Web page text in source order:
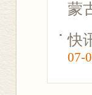
蒙
快
07-